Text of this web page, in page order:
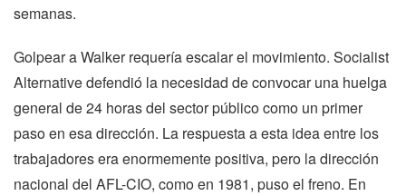
semanas.
Golpear a Walker requería escalar el movimiento. Socialist
Alternative defendió la necesidad de convocar una huelga
general de 24 horas del sector público como un primer
paso en esa dirección. La respuesta a esta idea entre los
trabajadores era enormemente positiva, pero la dirección
nacional del AFL-CIO, como en 1981, puso el freno. En